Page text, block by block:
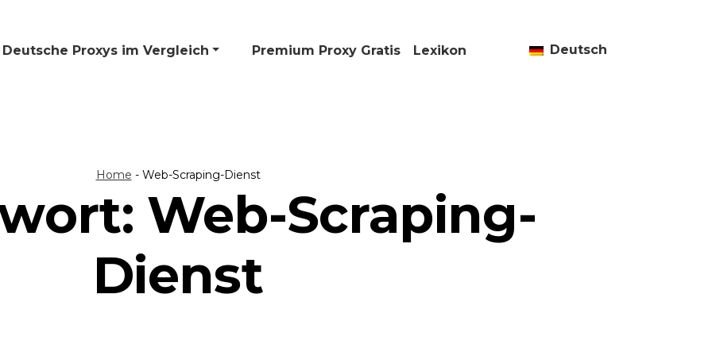
Deutsche Proxys im Vergleich 🎁 Premium Proxy Gratis Lexikon Deutsch
Home - Web-Scraping-Dienst
Web-Scraping-
Dienst